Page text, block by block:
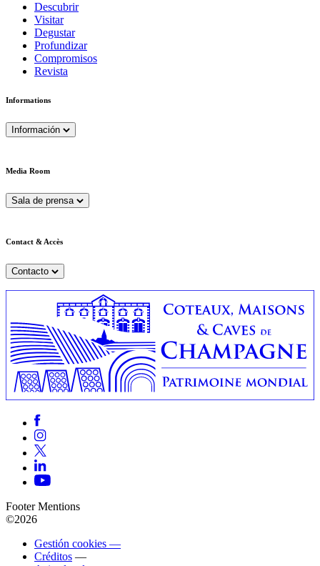
Descubrir
Visitar
Degustar
Profundizar
Compromisos
Revista
Informations
Información
Media Room
Sala de prensa
Contact & Accès
Contacto
Footer Mentions
©2026
Gestión cookies —
Créditos —